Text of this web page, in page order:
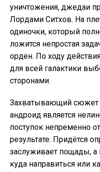
уничтожения, джедаи
Лордами Ситхов. На
одиночки, который
ложится непростая
орден. По ходу
для всей галактики
сторонами.
Захватывающий сюжет
андроид является
поступок непременно
результате. Придётся
заслуживает пощады,
куда направиться или